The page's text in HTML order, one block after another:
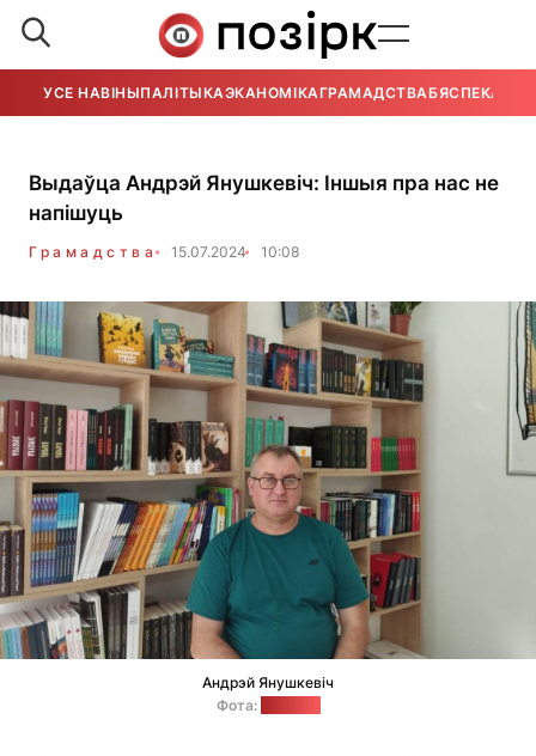
УСЕ НАВІНЫПАЛІТЫКАЭКАНОМІКАГРАМАДСТВАБЯСПЕКА
Выдаўца Андрэй Янушкевіч: Іншыя пра нас не
напішуць
Грамадства 15.07.2024 10:08
Андрэй Янушкевіч
Фота: